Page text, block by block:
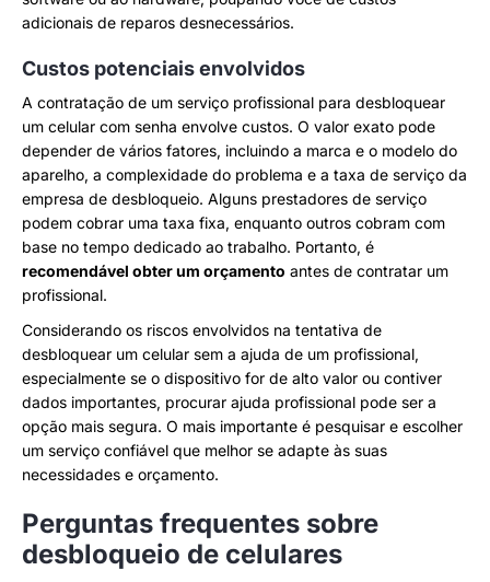
adicionais de reparos desnecessários.
Custos potenciais envolvidos
A contratação de um serviço profissional para desbloquear
um celular com senha envolve custos. O valor exato pode
depender de vários fatores, incluindo a marca e o modelo do
aparelho, a complexidade do problema e a taxa de serviço da
empresa de desbloqueio. Alguns prestadores de serviço
podem cobrar uma taxa fixa, enquanto outros cobram com
base no tempo dedicado ao trabalho. Portanto, é
recomendável obter um orçamento antes de contratar um
profissional.
Considerando os riscos envolvidos na tentativa de
desbloquear um celular sem a ajuda de um profissional,
especialmente se o dispositivo for de alto valor ou contiver
dados importantes, procurar ajuda profissional pode ser a
opção mais segura. O mais importante é pesquisar e escolher
um serviço confiável que melhor se adapte às suas
necessidades e orçamento.
Perguntas frequentes sobre
desbloqueio de celulares